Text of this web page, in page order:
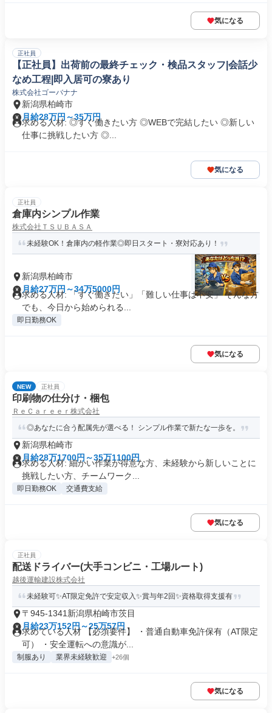
気になる
正社員
【正社員】出荷前の最終チェック・検品スタッフ|会話少
なめ工程|即入居可の寮あり
株式会社ゴーバナナ
新潟県柏崎市
月給28万円～35万円
求める人材: ◎すぐ働きたい方 ◎WEBで完結したい ◎新しい
仕事に挑戦したい方 ◎...
気になる
正社員
倉庫内シンプル作業
株式会社ＴＳＵＢＡＳＡ
未経験OK！倉庫内の軽作業◎即日スタート・寮対応あり！
新潟県柏崎市
月給27万円～34万5000円
求める人材: 「すぐ働きたい」「難しい仕事は不安」 そんな方
でも、今日から始められる...
即日勤務OK
気になる
NEW 正社員
印刷物の仕分け・梱包
ＲｅＣａｒｅｅｒ株式会社
◎あなたに合う配属先が選べる！ シンプル作業で新たな一歩を。
新潟県柏崎市
月給28万1700円～35万1100円
求める人材: 細かい作業が得意な方、未経験から新しいことに
挑戦したい方、チームワーク...
即日勤務OK 交通費支給
気になる
正社員
配送ドライバー(大手コンビニ・工場ルート)
越後運輸建設株式会社
未経験可✨AT限定免許で安定収入✨賞与年2回✨資格取得支援有
〒945-1341新潟県柏崎市茨目
月給23万152円～25万57円
求めている人材 【必須要件】 ・普通自動車免許保有（AT限定
可） ・安全運転への意識が...
制服あり 業界未経験歓迎 +26個
気になる